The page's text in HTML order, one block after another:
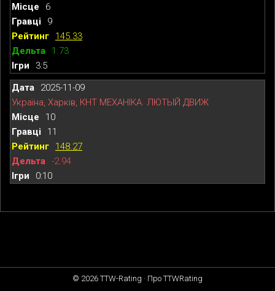
6
9
145.33
1.73
3:5
2025-11-09
Україна, Харків, КНТ МЕХАНІКА. ЛЮТЫЙ ДВИЖ
10
11
148.27
-2.94
0:10
© 2026 TTW-Rating · Про TTWRating